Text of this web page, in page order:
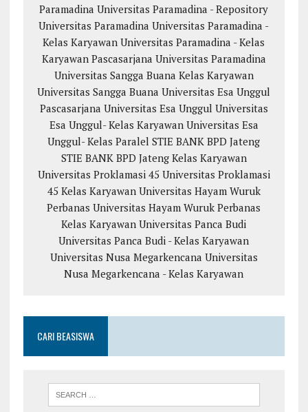
Paramadina Universitas Paramadina - Repository
Universitas Paramadina Universitas Paramadina -
Kelas Karyawan Universitas Paramadina - Kelas
Karyawan Pascasarjana Universitas Paramadina
Universitas Sangga Buana Kelas Karyawan
Universitas Sangga Buana Universitas Esa Unggul
Pascasarjana Universitas Esa Unggul Universitas
Esa Unggul- Kelas Karyawan Universitas Esa
Unggul- Kelas Paralel STIE BANK BPD Jateng
STIE BANK BPD Jateng Kelas Karyawan
Universitas Proklamasi 45 Universitas Proklamasi
45 Kelas Karyawan Universitas Hayam Wuruk
Perbanas Universitas Hayam Wuruk Perbanas
Kelas Karyawan Universitas Panca Budi
Universitas Panca Budi - Kelas Karyawan
Universitas Nusa Megarkencana Universitas
Nusa Megarkencana - Kelas Karyawan
CARI BEASISWA